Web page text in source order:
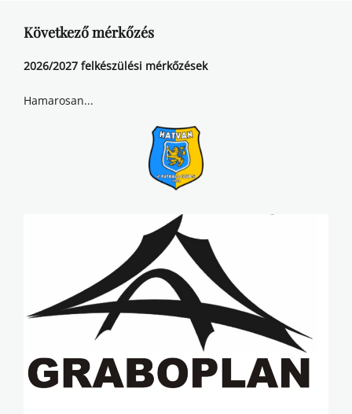
Következő mérkőzés
2026/2027 felkészülési mérkőzések
Hamarosan...